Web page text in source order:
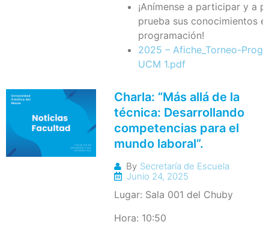
¡Anímense a participar y a
prueba sus conocimientos
programación!
2025 – Afiche_Torneo-
UCM 1.pdf
Charla: “Más allá de la
técnica: Desarrollando
competencias para el
mundo laboral”.
By Secretaría de Escuela
Junio 24, 2025
Lugar: Sala 001 del Chuby
Hora: 10:50